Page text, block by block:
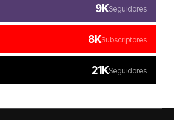
9KSeguidores
8KSubscriptores
21KSeguidores